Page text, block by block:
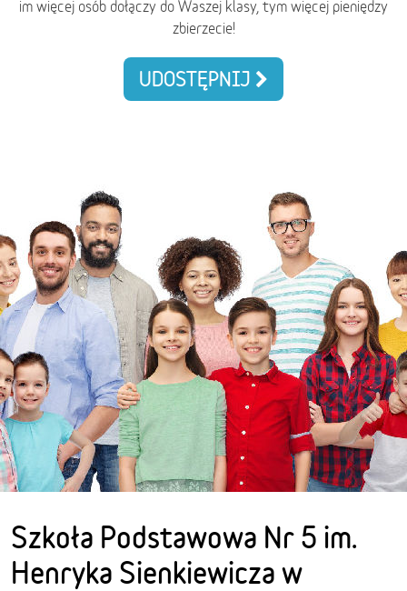
im więcej osób dołączy do Waszej klasy, tym więcej pieniędzy
zbierzecie!
UDOSTĘPNIJ
Szkoła Podstawowa Nr 5 im.
Henryka Sienkiewicza w